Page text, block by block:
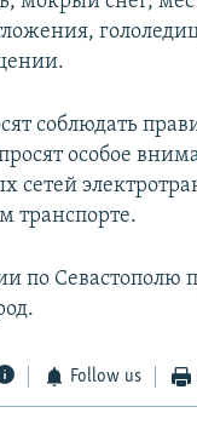
соблюдать
особое
сетей
транспорте.
по Севастополю
Follow us